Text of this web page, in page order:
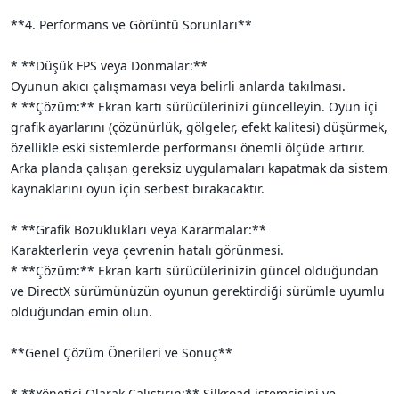
**4. Performans ve Görüntü Sorunları**
* **Düşük FPS veya Donmalar:**
Oyunun akıcı çalışmaması veya belirli anlarda takılması.
* **Çözüm:** Ekran kartı sürücülerinizi güncelleyin. Oyun içi
grafik ayarlarını (çözünürlük, gölgeler, efekt kalitesi) düşürmek,
özellikle eski sistemlerde performansı önemli ölçüde artırır.
Arka planda çalışan gereksiz uygulamaları kapatmak da sistem
kaynaklarını oyun için serbest bırakacaktır.
* **Grafik Bozuklukları veya Kararmalar:**
Karakterlerin veya çevrenin hatalı görünmesi.
* **Çözüm:** Ekran kartı sürücülerinizin güncel olduğundan
ve DirectX sürümünüzün oyunun gerektirdiği sürümle uyumlu
olduğundan emin olun.
**Genel Çözüm Önerileri ve Sonuç**